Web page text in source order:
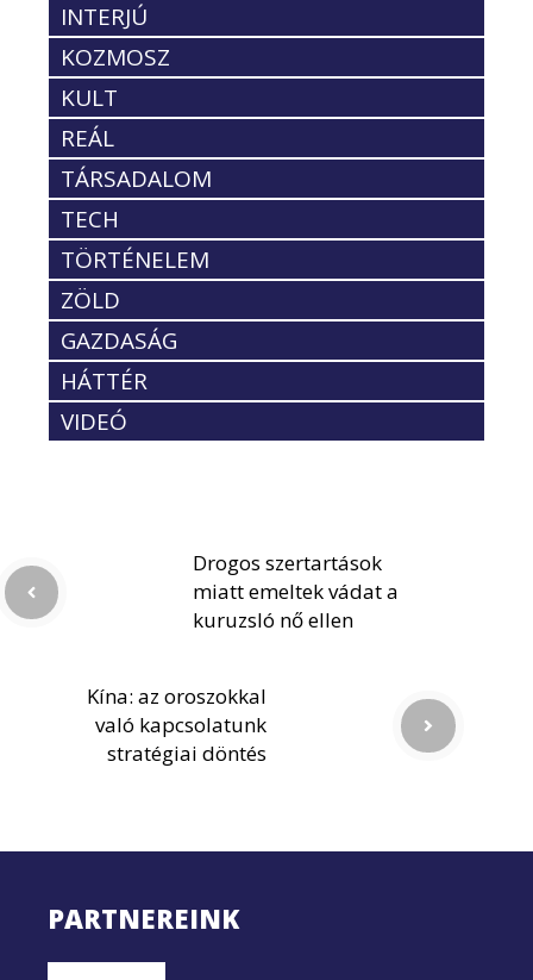
INTERJÚ
KOZMOSZ
KULT
REÁL
TÁRSADALOM
TECH
TÖRTÉNELEM
ZÖLD
GAZDASÁG
HÁTTÉR
VIDEÓ
Drogos szertartások
miatt emeltek vádat a
kuruzsló nő ellen
Kína: az oroszokkal
való kapcsolatunk
stratégiai döntés
PARTNEREINK